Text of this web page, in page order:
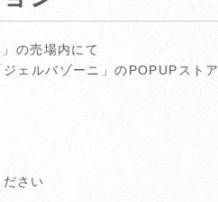
の売場内にて
ェルバゾーニ」のPOPUPストア
さい